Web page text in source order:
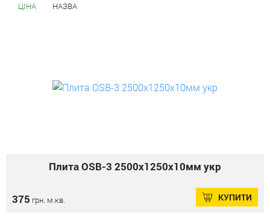
ЦІНА НАЗВА
Плита OSB-3 2500х1250х10мм укр
375 грн. м.кв. КУПИТИ